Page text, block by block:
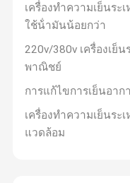
เครื่องทําความเย็นระ
ใช้น้ํามันน้อยกว่า
220v/380v เครื่องเย็
พาณิชย์
การแก้ไขการเย็นอาก
เครื่องทําความเย็นระ
แวดล้อม